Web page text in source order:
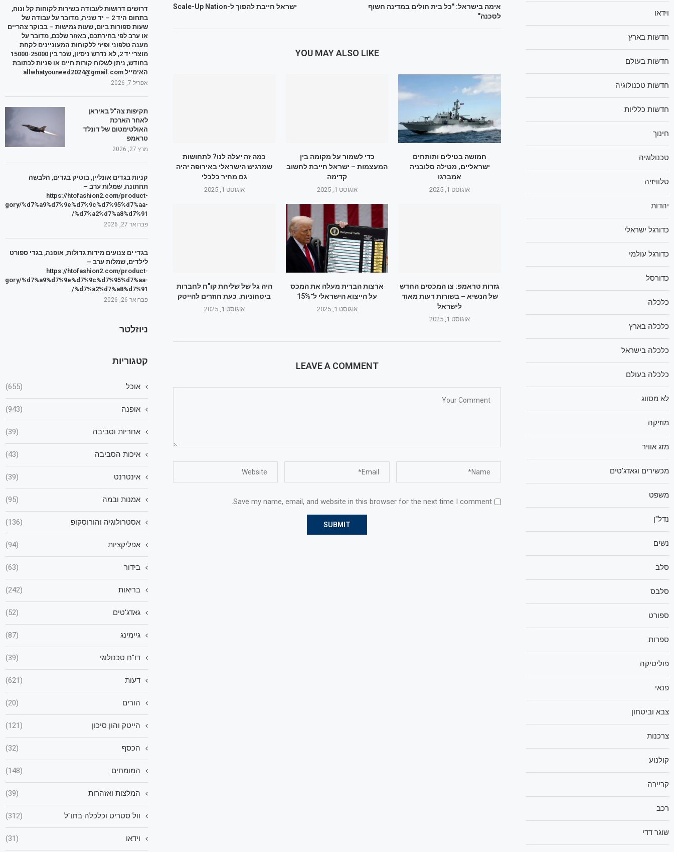
אימה בישראל: "כל בית חולים במדינה חשוף
לסכנה"
ישראל חייבת להפוך ל-Scale-Up Nation
YOU MAY ALSO LIKE
כמה זה יעלה לנו? לתחושות
שמרגיש הישראלי באירופה יהיה
גם מחיר כלכלי
אוגוסט 1, 2025
כדי לשמור על מקומה בין
המעצמות – ישראל חייבת לחשוב
קדימה
אוגוסט 1, 2025
חמושה בטילים ותותחים
ישראליים, מטילה סלובניה
אמברגו
אוגוסט 1, 2025
היה גל של שליחת קו"ח לחברות
ביטחוניות. כעת חוזרים להייטק
אוגוסט 1, 2025
ארצות הברית מעלה את המכס
על הייצוא הישראלי ל־15%
אוגוסט 1, 2025
גזרות טראמפ: צו המכסים החדש
של הנשיא – בשורות רעות מאוד
לישראל
אוגוסט 1, 2025
LEAVE A COMMENT
Save my name, email, and website in this browser for the next time I comment.
דרושים דרושות לעבודה בשירות לקוחות קל ונוח,
בתחום היד 2 – יד שניה, מדובר על עבודה של
שעות ספורות ביום, שעות גמישות – בבוקר צהריים
או ערב לפי בחירתכם, באזור שלכם, מדובר על
מענה טלפוני ופיזי ללקוחות המעוניינים לקחת
מוצרי יד 2, לא נדרש ניסיון, שכר בין 15000-25000
בחודש, ניתן לשלוח קורות חיים או פניות לכתובת
האימייל allwhatyouneed2024@gmail.com
אפריל 7, 2026
תקיפות צה"ל באיראן
לאחר הארכת
האולטימטום של דונלד
טראמפ
מרץ 27, 2026
קניות בגדים אונליין, בוטיק בגדים, הלבשה
תחתונה, שמלות ערב –
https://htofashion2.com/product-
%d7%a9%d7%9e%d7%9c%d7%95%d7%aa-
%d7%a2%d7%a8%d7%91/
פברואר 27, 2026
בגדי ים צנועים מידות גדולות, אופנה, בגדי ספורט
לילדים, שמלות ערב –
https://htofashion2.com/product-
%d7%a9%d7%9e%d7%9c%d7%95%d7%aa-
%d7%a2%d7%a8%d7%91/
פברואר 26, 2026
ניוזלטר
קטגוריות
אוכל (655)
אופנה (943)
אחריות וסביבה (39)
איכות הסביבה (43)
אינטרנט (39)
אמנות ובמה (95)
אסטרולוגיה והורוסקופ (136)
אפליקציות (94)
בידור (63)
בריאות (242)
גאדג'טים (52)
גיימינג (87)
דו"ח טכנולוגי (39)
דעות (621)
הורים (20)
הייטק והון סיכון (121)
הכסף (32)
המומחים (148)
המלצות ואזהרות (39)
וול סטריט וכלכלה בחו"ל (312)
וידאו (31)
וידאו
חדשות בארץ
חדשות בעולם
חדשות טכנולוגיה
חדשות כלליות
חינוך
טכנולוגיה
טלוויזיה
יהדות
כדורגל ישראלי
כדורגל עולמי
כדורסל
כלכלה
כלכלה בארץ
כלכלה בישראל
כלכלה בעולם
לא מסווג
מוזיקה
מזג אוויר
מכשירים וגאדג'טים
משפט
נדל"ן
נשים
סלב
סלבס
ספורט
ספרות
פוליטיקה
פנאי
צבא וביטחון
צרכנות
קולנוע
קריירה
רכב
שוגר דדי